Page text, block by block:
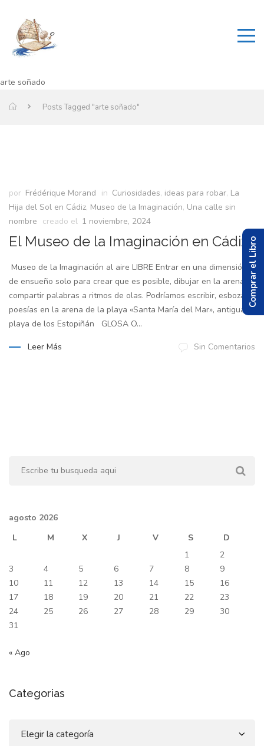
arte soñado
Posts Tagged "arte soñado"
por Frédérique Morand in Curiosidades, ideas para robar, La
Hija del Sol en Cádiz, Museo de la Imaginación, Una calle sin
nombre creado el 1 noviembre, 2024
El Museo de la Imaginación en Cádiz
Museo de la Imaginación al aire LIBRE Entrar en una dimensión
de ensueño solo para crear que es posible, dibujar en la arena,
compartir palabras a ritmos de olas. Podríamos escribir, esbozar
poesías en la arena de la playa «Santa María del Mar», antigua
playa de los Estopiñán GLOSA O...
Leer Más Sin Comentarios
agosto 2026
L
M X J V S
D
1
2
3
4 5 6 7 8
9
10
11 12 13 14 15
16
17
18 19 20 21 22
23
24
25 26 27 28 29
30
31
« Ago
Categorias
Comprar el Libro